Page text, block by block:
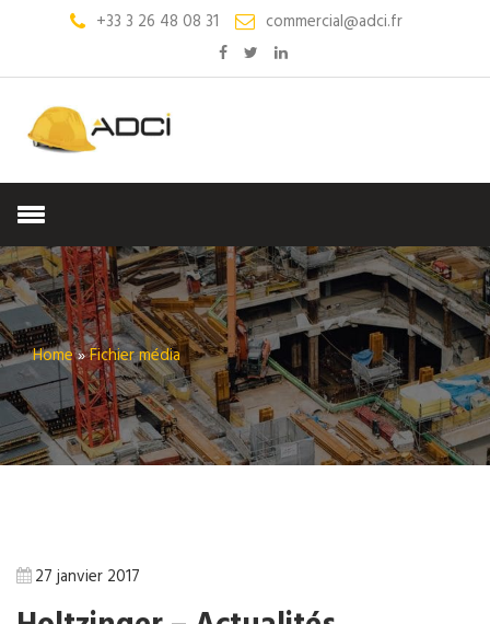
+33 3 26 48 08 31 commercial@adci.fr
Home»Fichier média
27 janvier 2017